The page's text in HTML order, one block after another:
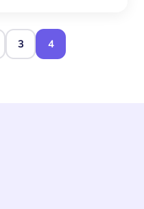
3 4